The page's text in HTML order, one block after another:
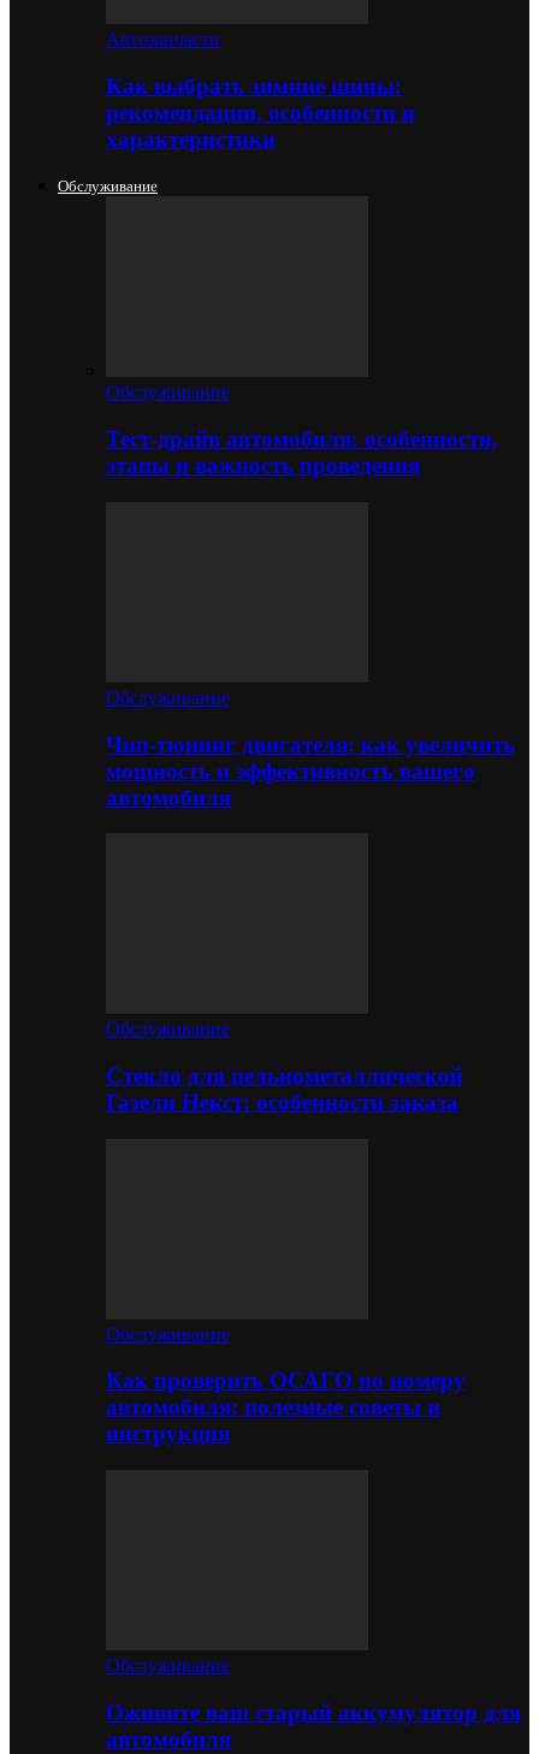
Автозапчасти
Как выбрать зимние шины:
рекомендации, особенности и
характеристики
Обслуживание
Обслуживание
Тест-драйв автомобиля: особенности,
этапы и важность проведения
Обслуживание
Чип-тюнинг двигателя: как увеличить
мощность и эффективность вашего
автомобиля
Обслуживание
Стекло для цельнометаллической
Газели Некст: особенности заказа
Обслуживание
Как проверить ОСАГО по номеру
автомобиля: полезные советы и
инструкция
Обслуживание
Оживите ваш старый аккумулятор для
автомобиля